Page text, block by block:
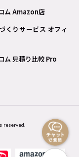
ム Amazon店
くりサービス オフィ
ム 見積り比較 Pro
reserved.